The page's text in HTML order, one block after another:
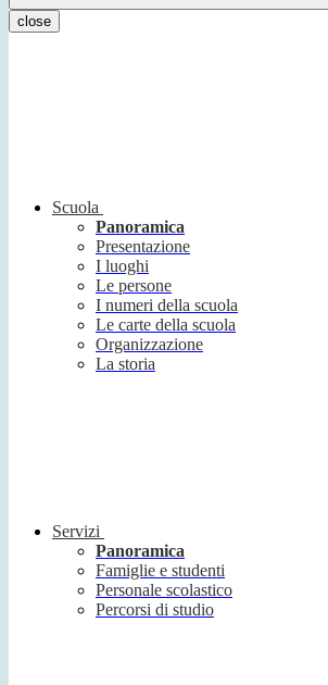
close
Scuola
Panoramica
Presentazione
I luoghi
Le persone
I numeri della scuola
Le carte della scuola
Organizzazione
La storia
Servizi
Panoramica
Famiglie e studenti
Personale scolastico
Percorsi di studio